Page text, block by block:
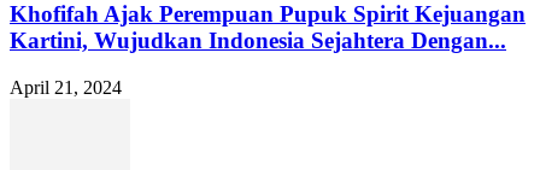
Khofifah Ajak Perempuan Pupuk Spirit Kejuangan
Kartini, Wujudkan Indonesia Sejahtera Dengan...
April 21, 2024